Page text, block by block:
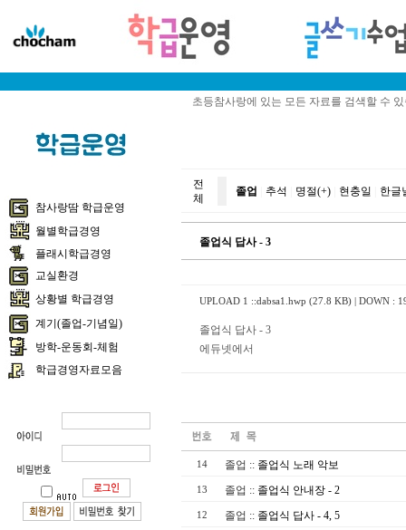
초등참사랑에 있는 모든 자료를 검색할 수
참사랑땀 학급운영
월별학급경영
플래시학급경영
교실환경
상황별 학급경영
계기(졸업-기념일)
방학-운동회-체험
학급경영자료모음
전
체
졸업 추석 명절(+) 현충일 한글
졸업식 답사 - 3
UPLOAD 1 ::dabsa1.hwp (27.8 KB) | DOWN :
졸업식 답사 - 3
에듀넷에서
14 졸업 :: 졸업식 노래 악보
13 졸업 :: 졸업식 안내장 - 2
12 졸업 :: 졸업식 답사 - 4, 5